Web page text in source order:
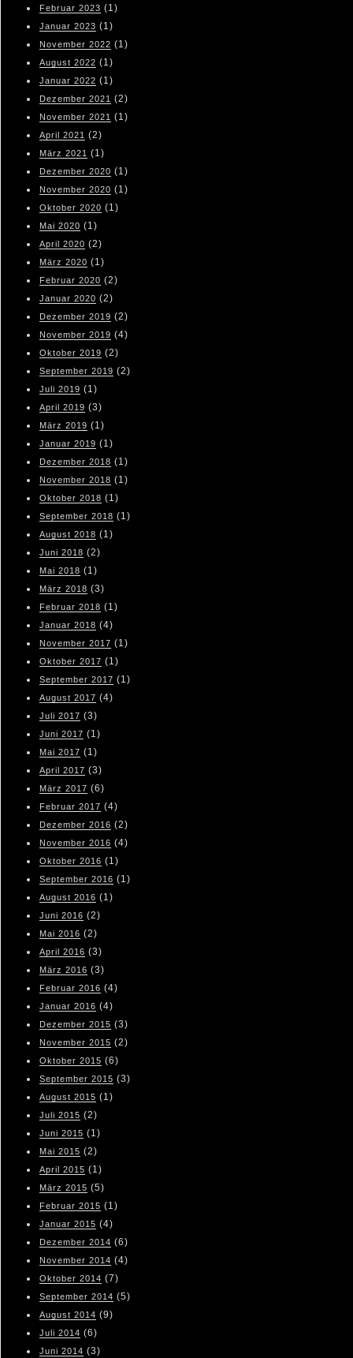
Februar 2023 (1)
Januar 2023 (1)
November 2022 (1)
August 2022 (1)
Januar 2022 (1)
Dezember 2021 (2)
November 2021 (1)
April 2021 (2)
März 2021 (1)
Dezember 2020 (1)
November 2020 (1)
Oktober 2020 (1)
Mai 2020 (1)
April 2020 (2)
März 2020 (1)
Februar 2020 (2)
Januar 2020 (2)
Dezember 2019 (2)
November 2019 (4)
Oktober 2019 (2)
September 2019 (2)
Juli 2019 (1)
April 2019 (3)
März 2019 (1)
Januar 2019 (1)
Dezember 2018 (1)
November 2018 (1)
Oktober 2018 (1)
September 2018 (1)
August 2018 (1)
Juni 2018 (2)
Mai 2018 (1)
März 2018 (3)
Februar 2018 (1)
Januar 2018 (4)
November 2017 (1)
Oktober 2017 (1)
September 2017 (1)
August 2017 (4)
Juli 2017 (3)
Juni 2017 (1)
Mai 2017 (1)
April 2017 (3)
März 2017 (6)
Februar 2017 (4)
Dezember 2016 (2)
November 2016 (4)
Oktober 2016 (1)
September 2016 (1)
August 2016 (1)
Juni 2016 (2)
Mai 2016 (2)
April 2016 (3)
März 2016 (3)
Februar 2016 (4)
Januar 2016 (4)
Dezember 2015 (3)
November 2015 (2)
Oktober 2015 (6)
September 2015 (3)
August 2015 (1)
Juli 2015 (2)
Juni 2015 (1)
Mai 2015 (2)
April 2015 (1)
März 2015 (5)
Februar 2015 (1)
Januar 2015 (4)
Dezember 2014 (6)
November 2014 (4)
Oktober 2014 (7)
September 2014 (5)
August 2014 (9)
Juli 2014 (6)
Juni 2014 (3)